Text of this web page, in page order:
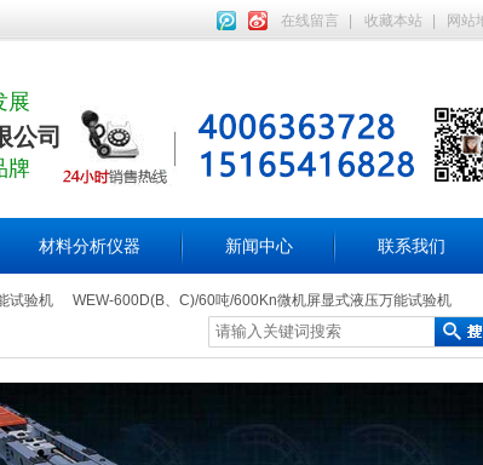
在线留言 收藏本站 网站
展
公司
牌
材料分析仪器 新闻中心 联系我们
试验机 WEW-600D(B、C)/60吨/600Kn微机屏显式液压万能试验机